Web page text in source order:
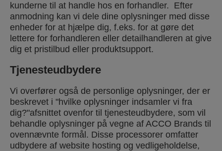
kunderne til at handle hos en forhandler. Efter
anmodning kan vi dele dine oplysninger med disse
enheder for at hjælpe dig, f.eks. for at gøre det
lettere for forhandleren eller detailhandleren at give
dig et pristilbud eller produktsupport.
Tjenesteudbydere
Vi overfører også de personlige oplysninger, der er
beskrevet i "hvilke oplysninger indsamler vi fra
dig?"afsnittet ovenfor til tjenesteudbydere, som vil
behandle oplysninger på vegne af ACCO Brands til
ovennævnte formål. Disse processorer omfatter
udbydere af website hosting og vedligeholdelse,